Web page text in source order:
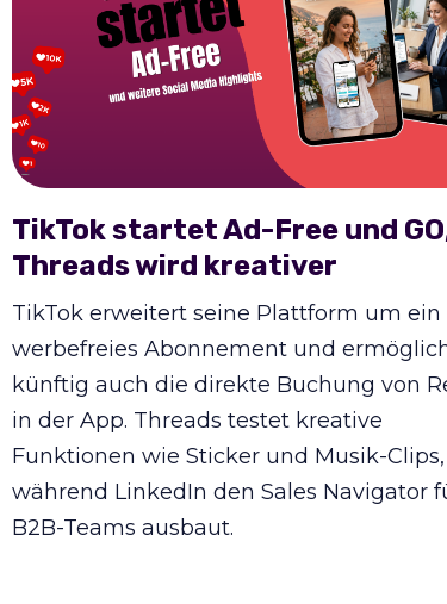
TikTok startet Ad-Free und
Threads wird kreativer
TikTok erweitert seine Plattform um ein
werbefreies Abonnement und
künftig auch die direkte Buchung von
in der App. Threads testet kreative
Funktionen wie Sticker und Musik-Clips,
während LinkedIn den Sales Navigator
B2B-Teams ausbaut.